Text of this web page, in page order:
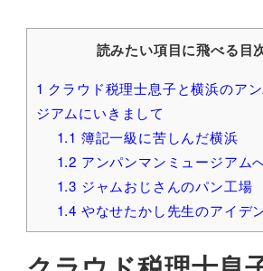
読みたい項目に飛べる目
1 クラウド税理士息子と横浜のア
ジアムにいきまして
1.1 簿記一級に苦しんだ横浜
1.2 アンパンマンミュージアム
1.3 ジャムおじさんのパン工場
1.4 やなせたかし先生のアイデ